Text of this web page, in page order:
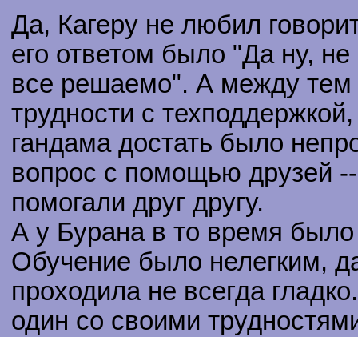
Да, Кагеру не любил
его ответом было "Да ну,
все решаемо". А между тем
трудности с
гандама достать было
вопрос с помощью друзей
помогали друг другу.
А у Бурана в то время
Обучение было нелегким,
проходила не всегда
один со своими